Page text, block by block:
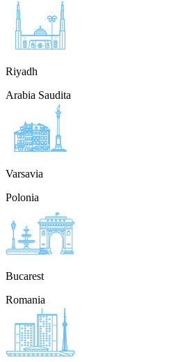
Riyadh
Arabia Saudita
Varsavia
Polonia
Bucarest
Romania